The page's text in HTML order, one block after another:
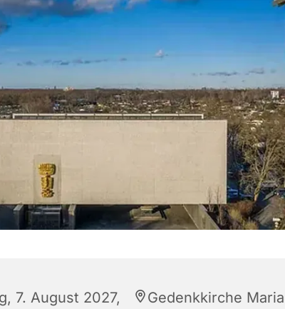
7. August 2027,
Gedenkkirche Maria